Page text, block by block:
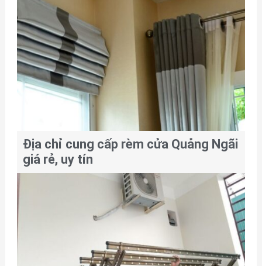
Địa chỉ cung cấp rèm cửa Quảng Ngãi
giá rẻ, uy tín